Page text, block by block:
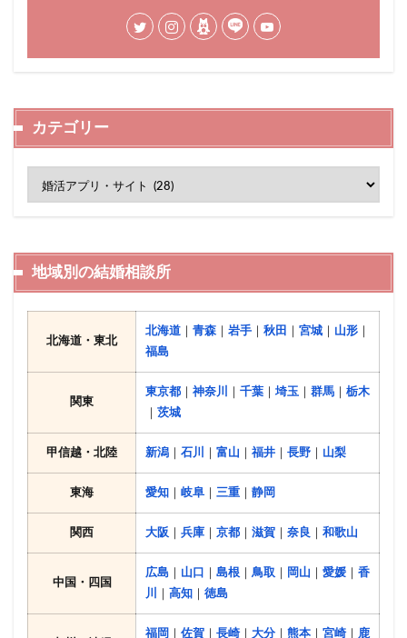
カテゴリー
地域別の結婚相談所
北海道・東北
北海道 ｜ 青森 ｜ 岩手 ｜ 秋田 ｜ 宮城 ｜ 山形 ｜
福島
関東
東京都 ｜ 神奈川 ｜ 千葉 ｜ 埼玉 ｜ 群馬 ｜ 栃木
｜ 茨城
甲信越・北陸 新潟 ｜ 石川 ｜ 富山 ｜ 福井 ｜ 長野 ｜ 山梨
東海 愛知 ｜ 岐阜 ｜ 三重 ｜ 静岡
関西 大阪 ｜ 兵庫 ｜ 京都 ｜ 滋賀 ｜ 奈良 ｜ 和歌山
中国・四国
広島 ｜ 山口 ｜ 島根 ｜ 鳥取 ｜ 岡山 ｜ 愛媛 ｜ 香
川
｜ 高知 ｜ 徳島
福岡 ｜ 佐賀 ｜ 長崎｜ 大分 ｜ 熊本 ｜ 宮崎｜ 鹿